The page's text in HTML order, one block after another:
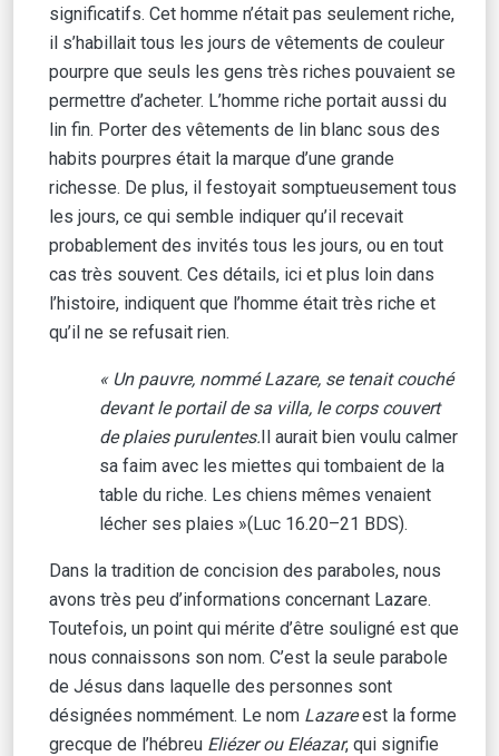
significatifs. Cet homme n’était pas seulement riche,
il s’habillait tous les jours de vêtements de couleur
pourpre que seuls les gens très riches pouvaient se
permettre d’acheter. L’homme riche portait aussi du
lin fin. Porter des vêtements de lin blanc sous des
habits pourpres était la marque d’une grande
richesse. De plus, il festoyait somptueusement tous
les jours, ce qui semble indiquer qu’il recevait
probablement des invités tous les jours, ou en tout
cas très souvent. Ces détails, ici et plus loin dans
l’histoire, indiquent que l’homme était très riche et
qu’il ne se refusait rien.
« Un pauvre, nommé Lazare, se tenait couché
devant le portail de sa villa, le corps couvert
de plaies purulentes.Il aurait bien voulu calmer
sa faim avec les miettes qui tombaient de la
table du riche. Les chiens mêmes venaient
lécher ses plaies »(Luc 16.20–21 BDS).
Dans la tradition de concision des paraboles, nous
avons très peu d’informations concernant Lazare.
Toutefois, un point qui mérite d’être souligné est que
nous connaissons son nom. C’est la seule parabole
de Jésus dans laquelle des personnes sont
désignées nommément. Le nom Lazareest la forme
grecque de l’hébreu Eliézer ou Eléazar, qui signifie